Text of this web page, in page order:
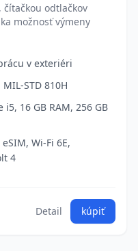
čítačkou odtlačkov
možnosť výmeny
v exteriéri
STD 810H
16 GB RAM, 256 GB
Wi-Fi 6E,
4
Detail kúpiť